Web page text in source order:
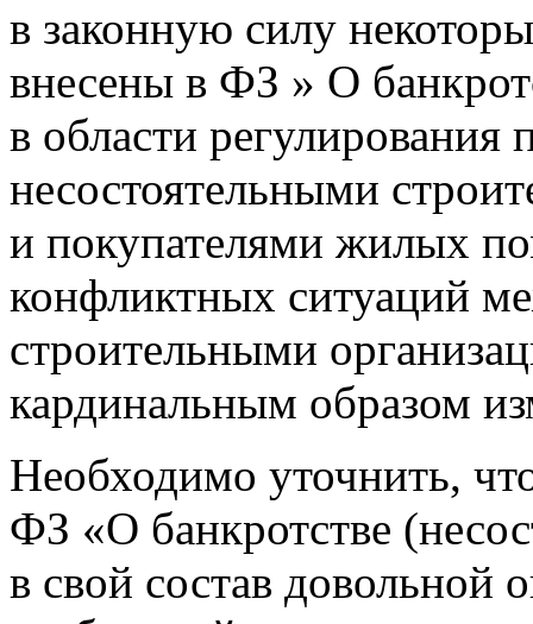
в законную силу
внесены в ФЗ » О
в области
несостоятельными
и покупателями жилых
конфликтных ситуаций
строительными
кардинальным образом
Необходимо уточнить,
ФЗ «О банкротстве
в свой состав довольной